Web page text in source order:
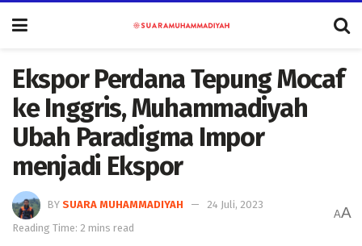
Ekspor Perdana Tepung Mocaf
ke Inggris, Muhammadiyah
Ubah Paradigma Impor
menjadi Ekspor
BY SUARA MUHAMMADIYAH
24 Juli, 2023
Reading Time: 2 mins read
AA